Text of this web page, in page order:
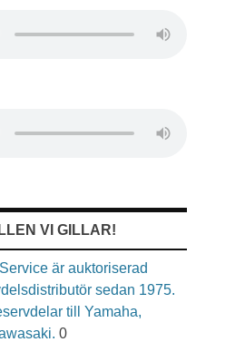
VI GILLAR!
är auktoriserad
sedan 1975.
till Yamaha,
0